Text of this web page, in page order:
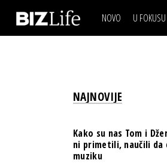
NOVO U FOKUSU
NAJNOVIJE
Kako su nas Tom i
ni primetili, naučili da
muziku